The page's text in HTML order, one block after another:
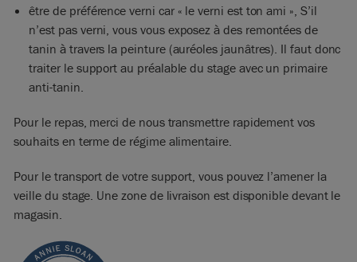
être de préférence verni car « le verni est ton ami », S’il
n’est pas verni, vous vous exposez à des remontées de
tanin à travers la peinture (auréoles jaunâtres). Il faut donc
traiter le support au préalable du stage avec un primaire
anti-tanin.
Pour le repas, merci de nous transmettre rapidement vos
souhaits en terme de régime alimentaire.
Pour le transport de votre support, vous pouvez l’amener la
veille du stage. Une zone de livraison est disponible devant le
magasin.